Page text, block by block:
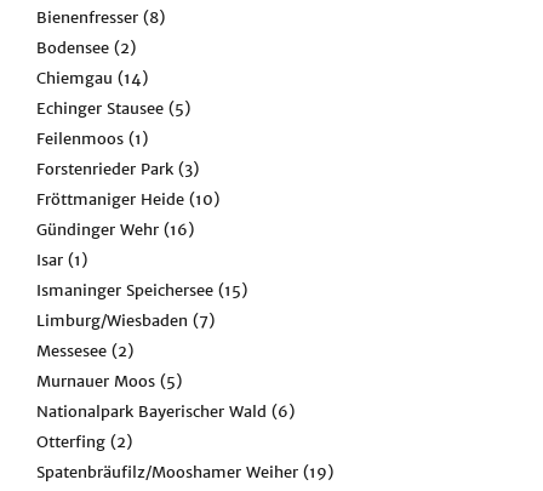
Bienenfresser (8)
Bodensee (2)
Chiemgau (14)
Echinger Stausee (5)
Feilenmoos (1)
Forstenrieder Park (3)
Fröttmaniger Heide (10)
Gündinger Wehr (16)
Isar (1)
Ismaninger Speichersee (15)
Limburg/Wiesbaden (7)
Messesee (2)
Murnauer Moos (5)
Nationalpark Bayerischer Wald (6)
Otterfing (2)
Spatenbräufilz/Mooshamer Weiher (19)